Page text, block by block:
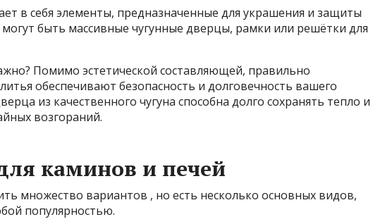
в себя элементы, предназначенные для украшения и защиты
быть массивные чугунные дверцы, рамки или решётки для
Помимо эстетической составляющей, правильно
обеспечивают безопасность и долговечность вашего
из качественного чугуна способна долго сохранять тепло и
возгораний.
каминов и печей
множество вариантов , но есть несколько основных видов,
популярностью.